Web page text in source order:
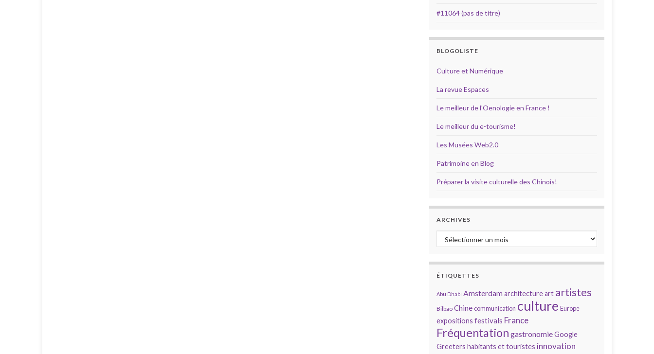
#11064 (pas de titre)
BLOGOLISTE
Culture et Numérique
La revue Espaces
Le meilleur de l'Oenologie en France !
Le meilleur du e-tourisme!
Les Musées Web2.0
Patrimoine en Blog
Préparer la visite culturelle des Chinois!
ARCHIVES
Archives
ÉTIQUETTES
Abu Dhabi Amsterdamarchitectureart artistes
Bilbao Chinecommunication culture Europe
expositions festivals France
Fréquentation gastronomieGoogle
Greeters habitants et touristes innovation